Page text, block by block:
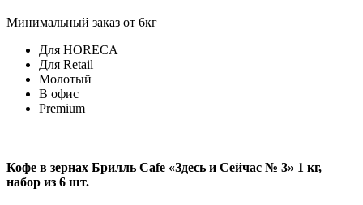
Минимальный заказ от 6кг
Для HORECA
Для Retail
Молотый
В офис
Premium
Кофе в зернах Брилль Cafe «Здесь и Сейчас № 3» 1 кг,
набор из 6 шт.